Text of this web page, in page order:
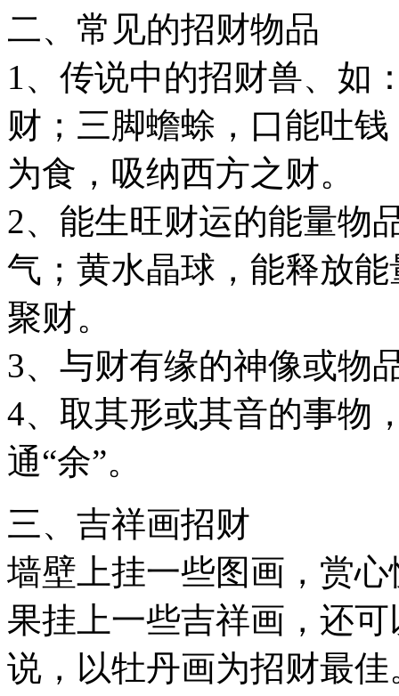
二、常见的招财物品
1、传说中的招财兽、如
财；三脚蟾蜍，口能吐
为食，吸纳西方之财。
2、能生旺财运的能量物
气；黄水晶球，能释放
聚财。
3、与财有缘的神像或物
4、取其形或其音的事物
通“余”。
三、吉祥画招财
墙壁上挂一些图画，赏
果挂上一些吉祥画，还
说，以牡丹画为招财最